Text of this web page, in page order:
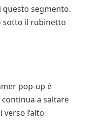
segmento.
sotto il rubinetto
pop-up è
a saltare
l’alto